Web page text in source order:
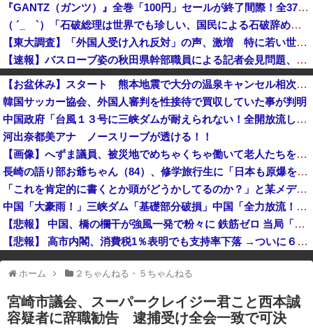
『GANTZ（ガンツ）』全巻「100円」セールが終了間際！全37巻「23,322円」→「3,700円」！完結まですべて超お得に買えるこのチャンス...
（ ´_ゝ`）「石破総理は世界でも珍しい、国民による石破辞めるなデモが自然発生した総理大臣です」
【東大調査】「外国人受け入れ反対」の声、激増 特に若い世代ほど移民反対だと明らかに→移民政策反対VS人手不足はどうするんだ？でネット大論争
【速報】バスローブ姿の秋田県幹部職員による記者会見問題、ラブホテルからの参加だと特定「体調が優れなかったため...」とは何だったのか
【岡山県】果樹園からマスカット約200房を盗んだ無職男性を逮捕「ぶどうを売って生活費に充てていた」※氏名非公開
ロシア空挺兵が空挺部隊日を祝うため飛行機から飛び降りて死亡！
【悲報】ファン付き作業服着用の５０代男性、熱中症になる
【悲報】韓国、ロシアウクライナ戦争に参戦へ！！！
2026年度 暑さのピーク終了
【お盆休み】スタート 熊本地震で大分の温泉キャンセル相次ぐ 被害なしでも旅行先変更
韓国サッカー協会、外国人審判を性接待で買収していた事が判明
中国政府「台風１３号に三峡ダムが耐えられない！全開放流しろ！」⇒ 下流域の街が壊滅状態ｗｗｗｗｗ
河出奈都美アナ ノースリーブが透ける！！
【画像】へずま議員、被災地でめちゃくちゃ働いて老人たちを笑顔にしてしまうwww
長崎の語り部お爺ちゃん（84）、修学旅行生に「日本も原爆を持たないと負ける」と言われびっくり！ 被団協代表（85）も中学生に「核を持たないで日本を守れますか」と問われ危機感
「これを肯定的に書くとか頭がどうかしてるのか？」と某メディアの焚書称賛記事にツッコミ殺到、自分で本屋を作るとかそういう話かと思ったら……
中国「大豪雨！」三峡ダム「基礎部分破損」中国「全力放流！」台風13号「中国上陸予測」台風15号「中国接近（画像」中国「台風同時上陸！（穀物生産が壊滅危機」→
【悲報】 中国、橋の欄干が強風一発で粉々に 鉄筋ゼロ 当局「接着剤でくっつけただけ」「正常で、品質問題はない」
【悲報】 高市内閣、消費税1％表明でも支持率下落 →ついに６割割れ
※アドブロック等の広告非表示プラグインやアドオンを利用している場合、
一部のコンテンツが表示されなくなったり、サイト全体のレイアウトが崩れ
たりする場合があります。
ホーム ２ちゃんねる・５ちゃんねる
宮崎市議会、スーパークレイジー君こと西本誠
容疑者に辞職勧告 逮捕受け全会一致で可決